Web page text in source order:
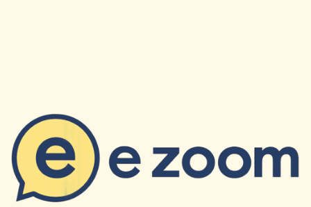
✉
Restez Informe
Recevez nos derniers articles et actualites directement
dans votre boite mail.